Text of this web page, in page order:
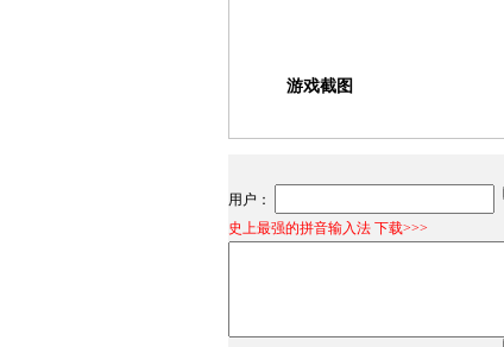
游戏截图
用户：
史上最强的拼音输入法 下载>>>